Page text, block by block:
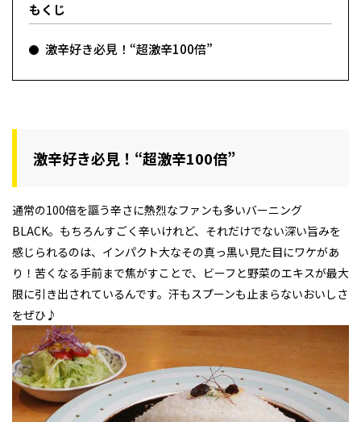
ク
レジャー・スポー 非日常 イベントレポート
その他
幼稚園 教育
もくじ
激辛好き必見！“超激辛100倍”
激辛好き必見！“超激辛100倍”
通常の100倍を謳う辛さに熱烈なファンも多いバーニング
BLACK。もちろんすごく辛いけれど、それだけでない深い旨みを
感じられるのは、インパクト大なその真っ黒い見た目にワケがあ
り！苦くなる手前まで焦がすことで、ビーフと野菜のエキスが最大
限に引き出されているんです。汗もスプーンも止まらないおいしさ
をぜひ♪